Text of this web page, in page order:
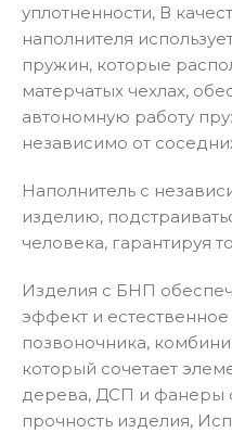
уплотненности, В
наполнителя
пружин, которые
матерчатыx чехлах,
автономную работу
независимо от
Наполнитель с
изделию,
человека, гарантируя
Изделия с БНП
эффект и
позвоночника,
который сочетает
дерева, ДСП и фанеры
прочность изделия,